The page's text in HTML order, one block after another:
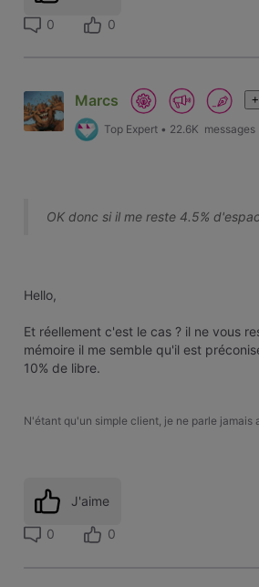
0 0
Marcs
Top Expert • 22.6K messages
OK donc si il me reste 4.5%
Hello,
Et réellement c'est le cas ? il ne vous
mémoire il me semble qu'il est
10% de libre.
N'étant qu'un simple client, je ne parle jamais
J'aime
0 0